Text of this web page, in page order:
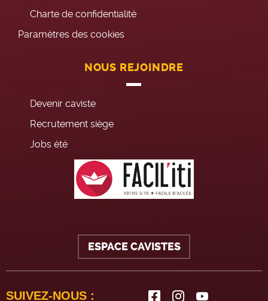
Charte de confidentialité
Paramètres des cookies
NOUS REJOINDRE
Devenir caviste
Recrutement siège
Jobs été
ESPACE CAVISTES
SUIVEZ-NOUS :